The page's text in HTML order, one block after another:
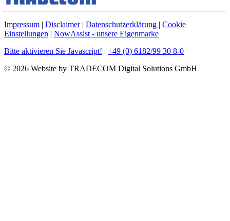
Impressum | Disclaimer| Datenschutzerklärung | Cookie
Einstellungen | NowAssist - unsere Eigenmarke
Bitte aktivieren Sie Javascript! | +49 (0) 6182/99 30 8-0
© 2026 Website by TRADECOM Digital Solutions GmbH